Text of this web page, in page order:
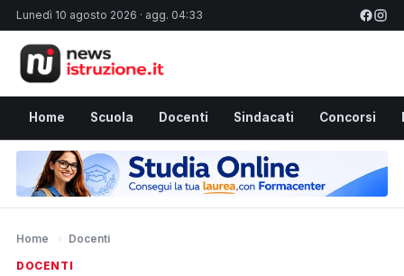
Lunedì 10 agosto 2026 · agg. 04:33
Home Scuola Docenti Sindacati Concorsi
Home › Docenti
DOCENTI